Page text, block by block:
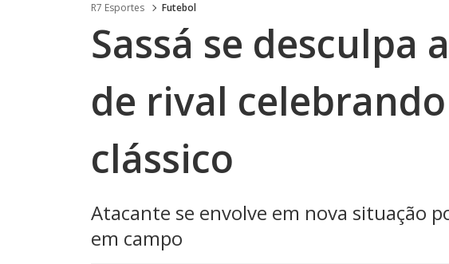
R7 Esportes Futebol
Sassá se
de rival
clássico
Atacante se envolve em nova situação
em campo